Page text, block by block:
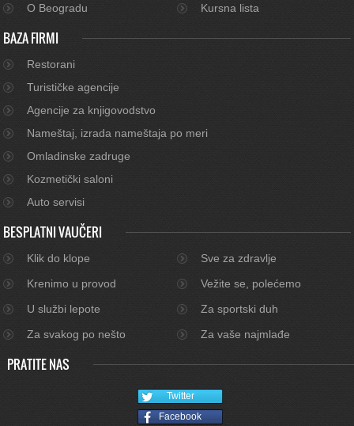
O Beogradu
Kursna lista
BAZA FIRMI
Restorani
Turističke agencije
Agencije za knjigovodstvo
Nameštaj, izrada nameštaja po meri
Omladinske zadruge
Kozmetički saloni
Auto servisi
BESPLATNI VAUČERI
Klik do klope
Sve za zdravlje
Krenimo u provod
Vežite se, polećemo
U službi lepote
Za sportski duh
Za svakog po nešto
Za vaše najmlađe
PRATITE NAS
Twitter
Facebook